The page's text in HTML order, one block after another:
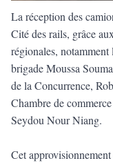
La réception des
Cité des rails, grâce
régionales,
brigade Moussa
de la Concurrence,
Chambre de
Seydou Nour Niang.
Cet